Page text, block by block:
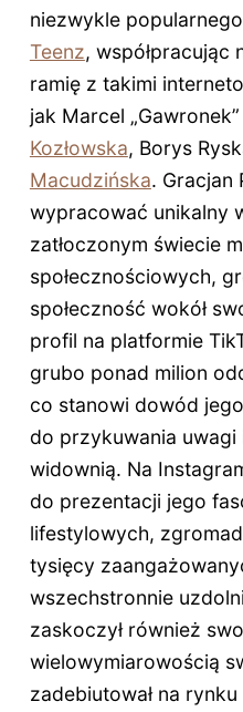
niezwykle
Teenz, współpracując
ramię z takimi
jak Marcel
Kozłowska, Borys
Macudzińska. Gracjan
wypracować unikalny
zatłoczonym świecie
społecznościowych,
społeczność wokół
profil na platformie
grubo ponad milion
co stanowi dowód
do przykuwania
widownią. Na
do prezentacji jego
lifestylowych,
tysięcy
wszechstronnie
zaskoczył również
wielowymiarowością
zadebiutował na